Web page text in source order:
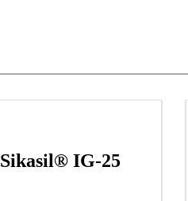
Sikasil® IG-25